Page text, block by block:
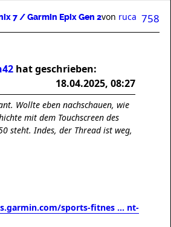
7 / Garmin Epix Gen 2 758
von ruca
hat geschrieben:
18.04.2025, 08:27
Wollte eben nachschauen, wie
mit dem Touchscreen des
steht. Indes, der Thread ist weg,
sports-fitnes ... nt-